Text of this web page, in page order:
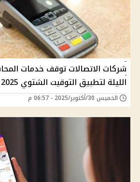
شركات الاتصالات توقف خدمات
الليلة لتطبيق التوقيت الشتوي 2025 رسميًا
الخميس 30/أكتوبر/2025 - 06:57 م